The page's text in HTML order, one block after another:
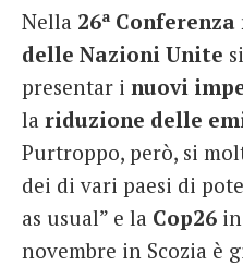
Nella 26a
delle Nazioni Unite
presentar i nuovi
la riduzione delle
Purtroppo, però, si
dei di vari paesi di
as usual” e la Cop26
novembre in Scozia è